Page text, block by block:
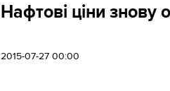
Нафтові ціни знову
2015-07-27 00:00